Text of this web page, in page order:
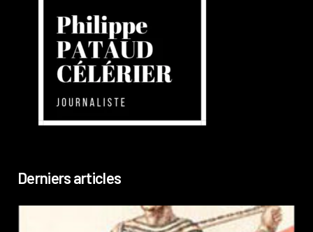
Derniers articles